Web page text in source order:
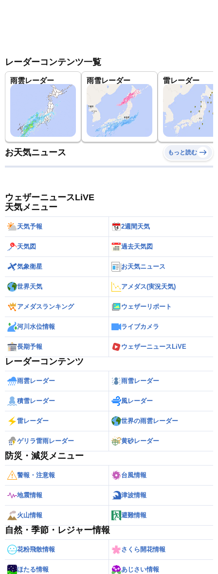
レーダーコンテンツ一覧
雨雲レーダー 雨雪レーダー 雷レーダー
お天気ニュース もっと読む
ウェザーニュースLiVE
天気メニュー
天気予報 2週間天気
天気図 過去天気図
気象衛星 お天気ニュース
世界天気 アメダス(実況天気)
アメダスランキング ウェザーリポート
河川水位情報 ライブカメラ
長期予報 ウェザーニュースLiVE
レーダーコンテンツ
雨雲レーダー 雨雪レーダー
積雪レーダー 風レーダー
雷レーダー 世界の雨雲レーダー
ゲリラ雷雨レーダー 黄砂レーダー
防災・減災メニュー
警報・注意報 台風情報
地震情報 津波情報
火山情報 避難情報
自然・季節・レジャー情報
花粉飛散情報 さくら開花情報
ほたる情報 あじさい情報